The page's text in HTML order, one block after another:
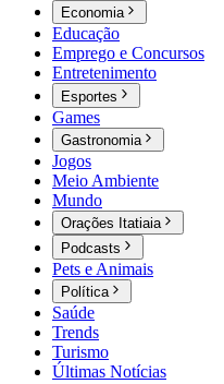
Economia
Educação
Emprego e Concursos
Entretenimento
Esportes
Games
Gastronomia
Jogos
Meio Ambiente
Mundo
Orações Itatiaia
Podcasts
Pets e Animais
Política
Saúde
Trends
Turismo
Últimas Notícias